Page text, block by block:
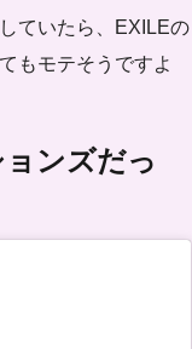
ていたら、EXILEの
もモテそうですよ
ンズだっ